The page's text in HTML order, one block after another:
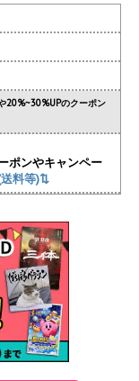
20%~30%UPのクーポン
ポンやキャンペー
送料等)⇅